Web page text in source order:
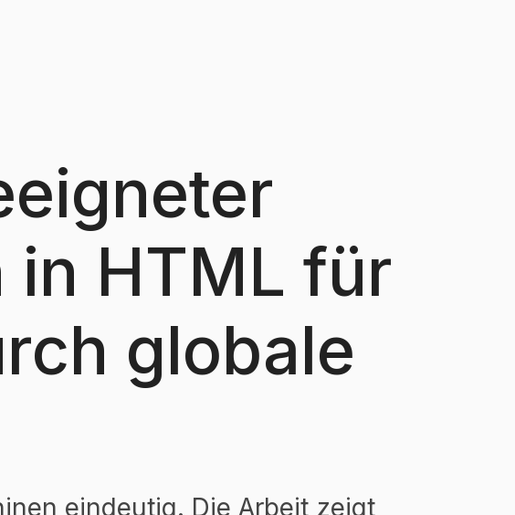
HTML für
globale
eindeutig. Die Arbeit zeigt